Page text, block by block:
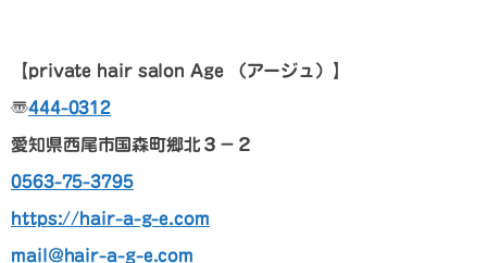
【private hair salon Age （アージュ） 】
〠444-0312
愛知県西尾市国森町郷北３－２
0563-75-3795
https://hair-a-g-e.com
mail@hair-a-g-e.com